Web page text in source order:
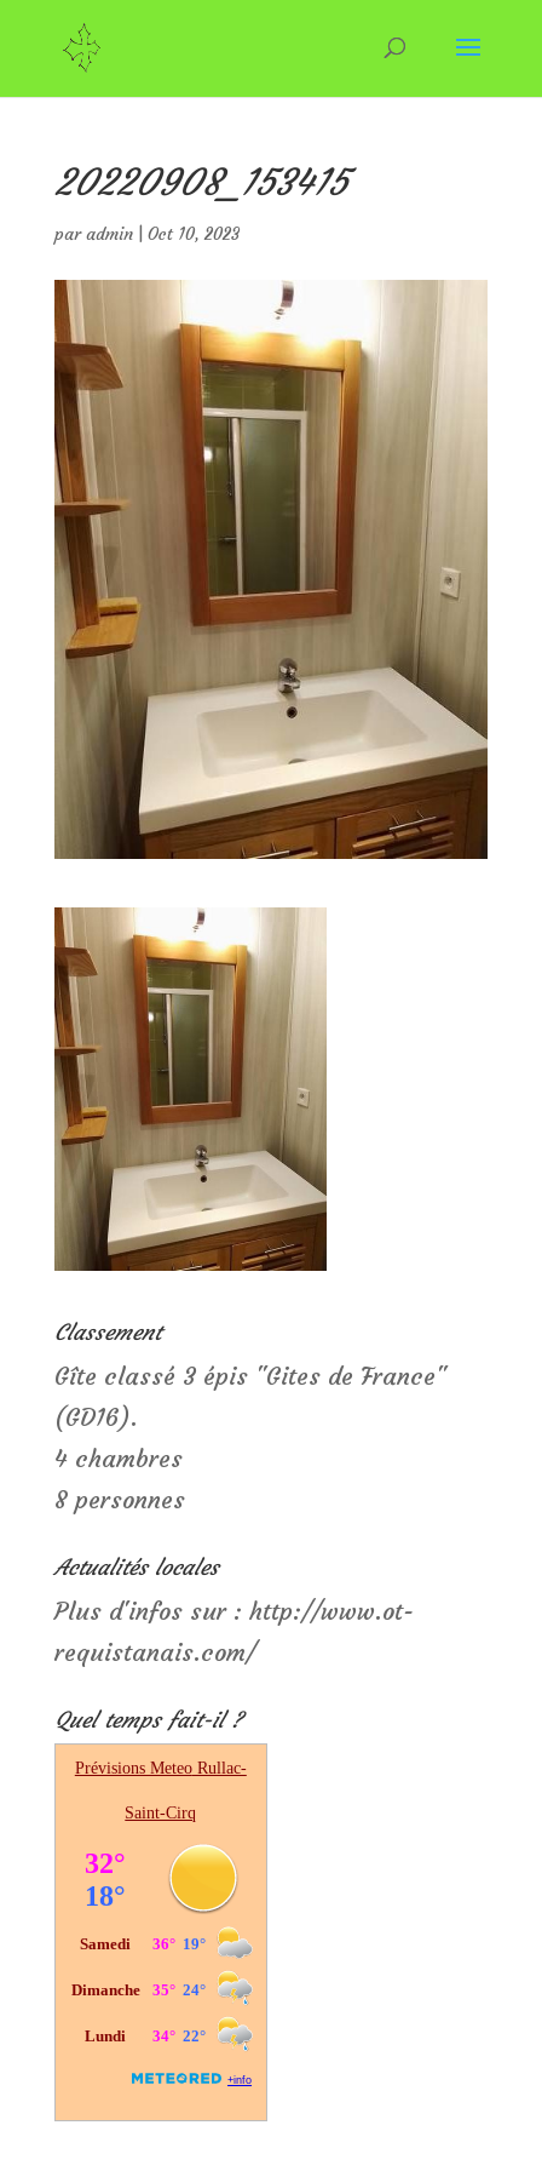
20220908_153415
paradmin| Oct 10, 2023
Classement
Gîte classé 3 épis "Gites de France"
(GD16).
4 chambres
8 personnes
Actualités locales
Plus d'infos sur : http://www.ot-
requistanais.com/
Quel temps fait-il ?
Prévisions MeteoRullac-
Saint-Cirq